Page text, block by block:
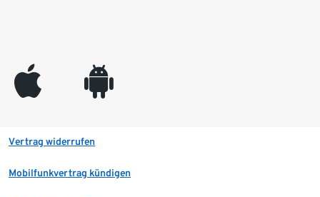
appleinc android
Vertrag widerrufen
Mobilfunkvertrag kündigen